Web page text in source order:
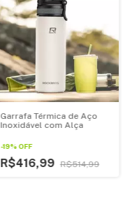
Garrafa Térmica de Aço
Inoxidável com Alça
-19%OFF
R$416,99 R$514,99